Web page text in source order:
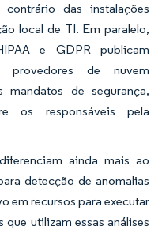
das instalações
local de TI. Em paralelo,
e GDPR publicam
provedores de nuvem
de segurança,
os responsáveis pela
ainda mais ao
detecção de anomalias
em recursos para executar
utilizam essas análises